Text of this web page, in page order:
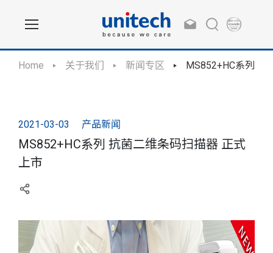
Home 关于我们 新闻专区 MS852+HC系列 抗
2021-03-03 产品新闻
MS852+HC系列 抗菌二维条码扫描器 正式
上市